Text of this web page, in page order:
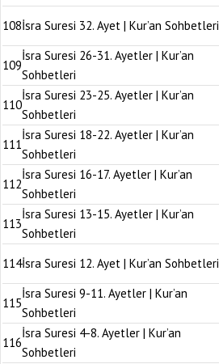
108İsra Suresi 32. Ayet | Kur’an Sohbetleri
109
İsra Suresi 26-31. Ayetler | Kur’an
Sohbetleri
110
İsra Suresi 23-25. Ayetler | Kur’an
Sohbetleri
111
İsra Suresi 18-22. Ayetler | Kur’an
Sohbetleri
112
İsra Suresi 16-17. Ayetler | Kur’an
Sohbetleri
113
İsra Suresi 13-15. Ayetler | Kur’an
Sohbetleri
114İsra Suresi 12. Ayet | Kur’an Sohbetleri
115
İsra Suresi 9-11. Ayetler | Kur’an
Sohbetleri
116
İsra Suresi 4-8. Ayetler | Kur’an
Sohbetleri